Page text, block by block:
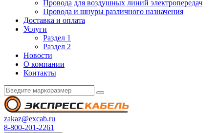
Провода для воздушных линий электропередач
Провода и шнуры различного назначения
Доставка и оплата
Услуги
Раздел 1
Раздел 2
Новости
О компании
Контакты
zakaz@excab.ru
8-800-201-2261